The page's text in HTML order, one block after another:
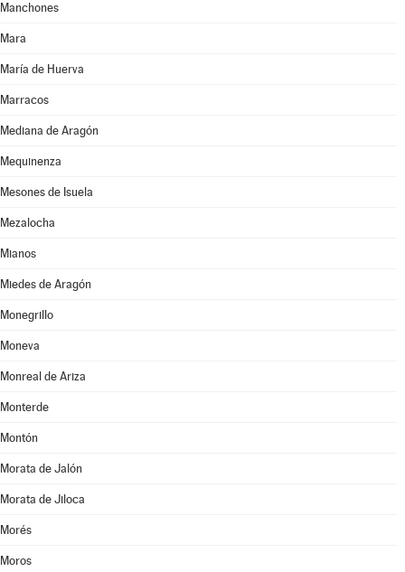
Manchones
Mara
María de Huerva
Marracos
Mediana de Aragón
Mequinenza
Mesones de Isuela
Mezalocha
Mianos
Miedes de Aragón
Monegrillo
Moneva
Monreal de Ariza
Monterde
Montón
Morata de Jalón
Morata de Jiloca
Morés
Moros